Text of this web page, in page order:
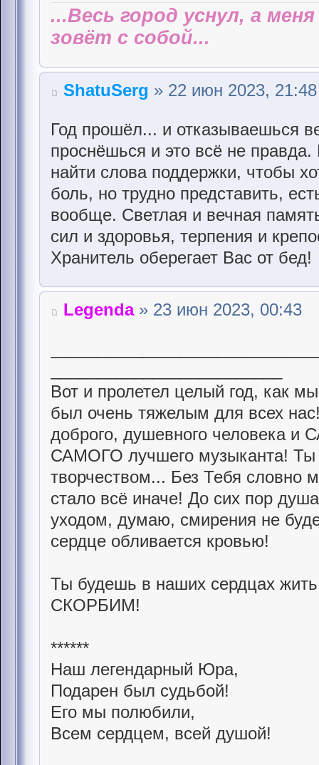
...Весь город уснул, а
зовёт с собой...
ShatuSerg » 22 июн 2023, 21:48
Год прошёл... и отказываешься
проснёшься и это всё не
найти слова поддержки, чтобы
боль, но трудно представить,
вообще. Светлая и вечная
сил и здоровья, терпения и
Хранитель оберегает Вас от бед!
Legenda» 23 июн 2023, 00:43
Вот и пролетел целый год, как
был очень тяжелым для всех
доброго, душевного человека
САМОГО лучшего музыканта! Ты
творчеством... Без Тебя словно
стало всё иначе! До сих пор
уходом, думаю, смирения не
сердце обливается кровью!
Ты будешь в наших сердцах
СКОРБИМ!
******
Наш легендарный Юра,
Подарен был судьбой!
Его мы полюбили,
Всем сердцем, всей душой!